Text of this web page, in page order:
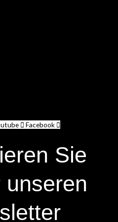
Facebook
Sie